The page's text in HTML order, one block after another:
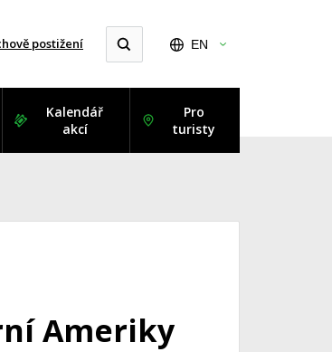
postižení EN
Kalendář
akcí
Pro
turisty
Ameriky